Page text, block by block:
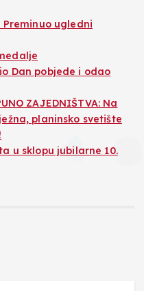
Preminuo ugledni
Dan pobjede i odao
ZAJEDNIŠTVA: Na
planinsko svetište
u sklopu jubilarne 10.